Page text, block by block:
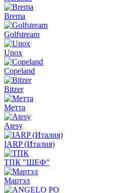
Brema
Golfstream
Unox
Copeland
Bitzer
Метта
Atesy
IARP (Италия)
ТПК "ШЕФ"
Мартэл